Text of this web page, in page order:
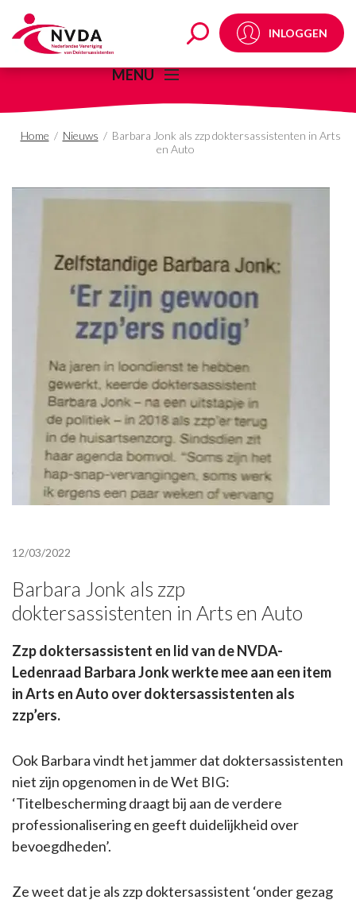
Barbara Jonk als zzp
INLOGGEN
MENU
Home / Nieuws / Barbara Jonk als zzp doktersassistenten in Arts
en Auto
12/03/2022
Barbara Jonk als zzp
doktersassistenten in Arts en Auto
Zzp doktersassistent en lid van de NVDA-
Ledenraad Barbara Jonk werkte mee aan een item
in Arts en Auto over doktersassistenten als
zzp’ers.
Ook Barbara vindt het jammer dat doktersassistenten
niet zijn opgenomen in de Wet BIG:
‘Titelbescherming draagt bij aan de verdere
professionalisering en geeft duidelijkheid over
bevoegdheden’.
Ze weet dat je als zzp doktersassistent ‘onder gezag